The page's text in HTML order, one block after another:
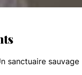
sanctuaire sauvage